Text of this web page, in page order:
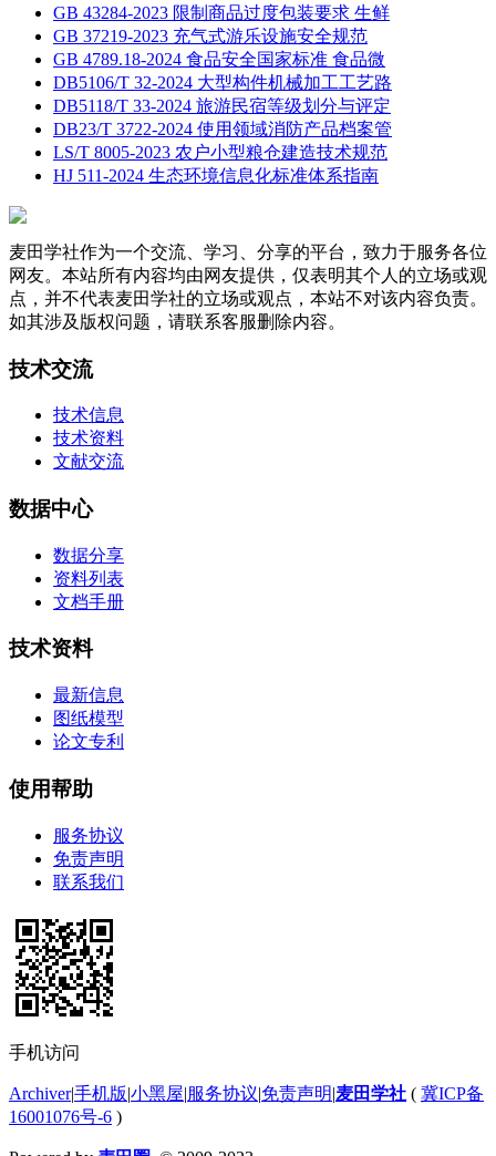
GB 43284-2023 限制商品过度包装要求 生鲜
GB 37219-2023 充气式游乐设施安全规范
GB 4789.18-2024 食品安全国家标准 食品微
DB5106/T 32-2024 大型构件机械加工工艺路
DB5118/T 33-2024 旅游民宿等级划分与评定
DB23/T 3722-2024 使用领域消防产品档案管
LS/T 8005-2023 农户小型粮仓建造技术规范
HJ 511-2024 生态环境信息化标准体系指南
麦田学社作为一个交流、学习、分享的平台，致力于服务各位
网友。本站所有内容均由网友提供，仅表明其个人的立场或观
点，并不代表麦田学社的立场或观点，本站不对该内容负责。
如其涉及版权问题，请联系客服删除内容。
技术交流
技术信息
技术资料
文献交流
数据中心
数据分享
资料列表
文档手册
技术资料
最新信息
图纸模型
论文专利
使用帮助
服务协议
免责声明
联系我们
手机访问
Archiver|手机版|小黑屋|服务协议|免责声明|麦田学社 ( 冀ICP备
16001076号-6 )